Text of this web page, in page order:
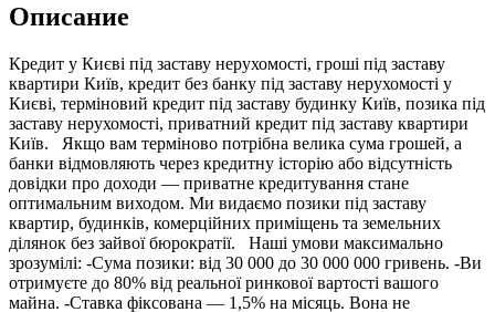
Описание
Кредит у Києві під заставу нерухомості, гроші під заставу
квартири Київ, кредит без банку під заставу нерухомості у
Києві, терміновий кредит під заставу будинку Київ, позика під
заставу нерухомості, приватний кредит під заставу квартири
Київ. Якщо вам терміново потрібна велика сума грошей, а
банки відмовляють через кредитну історію або відсутність
довідки про доходи — приватне кредитування стане
оптимальним виходом. Ми видаємо позики під заставу
квартир, будинків, комерційних приміщень та земельних
ділянок без зайвої бюрократії. Наші умови максимально
зрозумілі: -Сума позики: від 30 000 до 30 000 000 гривень. -Ви
отримуєте до 80% від реальної ринкової вартості вашого
майна. -Ставка фіксована — 1,5% на місяць. Вона не